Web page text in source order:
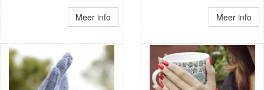
Meer info Meer info